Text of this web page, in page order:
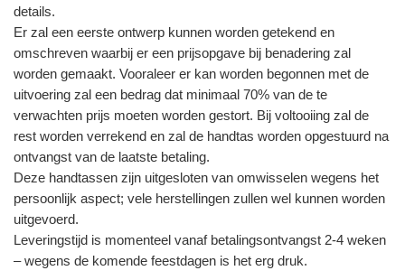
details.
Er zal een eerste ontwerp kunnen worden getekend en
omschreven waarbij er een prijsopgave bij benadering zal
worden gemaakt. Vooraleer er kan worden begonnen met de
uitvoering zal een bedrag dat minimaal 70% van de te
verwachten prijs moeten worden gestort. Bij voltooiing zal de
rest worden verrekend en zal de handtas worden opgestuurd na
ontvangst van de laatste betaling.
Deze handtassen zijn uitgesloten van omwisselen wegens het
persoonlijk aspect; vele herstellingen zullen wel kunnen worden
uitgevoerd.
Leveringstijd is momenteel vanaf betalingsontvangst 2-4 weken
– wegens de komende feestdagen is het erg druk.